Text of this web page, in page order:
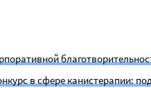
в сфере канистерапии: